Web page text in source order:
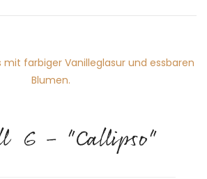
6 - "Callipso"